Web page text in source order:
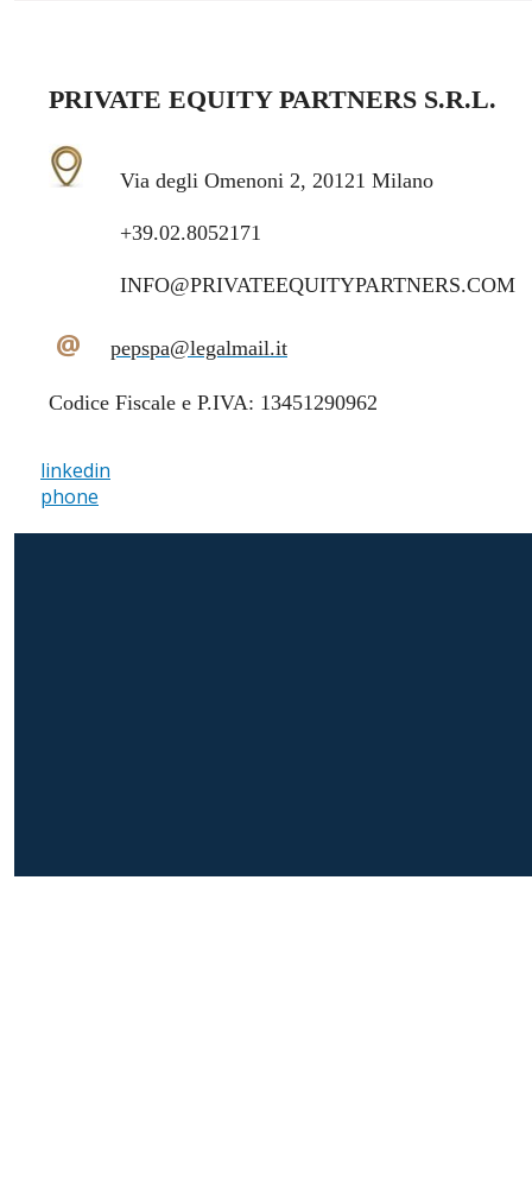
PRIVATE EQUITY PARTNERS S.R.L.
Via degli Omenoni 2, 20121 Milano
+39.02.8052171
INFO@PRIVATEEQUITYPARTNERS.COM
@ pepspa@legalmail.it
Codice Fiscale e P.IVA: 13451290962
linkedin
phone